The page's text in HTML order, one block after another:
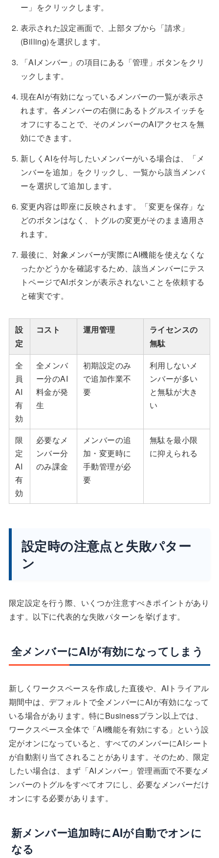
ー」をクリックします。
表示された設定画面で、上部タブから「請求」
(Billing)を選択します。
「AIメンバー」の項目にある「管理」ボタンをクリ
ックします。
現在AIが有効になっているメンバーの一覧が表示さ
れます。各メンバーの右側にあるトグルスイッチを
オフにすることで、そのメンバーのAIアクセスを無
効にできます。
新しくAIを付与したいメンバーがいる場合は、「メ
ンバーを追加」をクリックし、一覧から該当メンバ
ーを選択して追加します。
変更内容は即座に反映されます。「変更を保存」な
どのボタンはなく、トグルの変更がそのまま適用さ
れます。
最後に、対象メンバーが実際にAI機能を使えなくな
ったかどうかを確認するため、該当メンバーにテス
トページでAIボタンが表示されないことを依頼する
と確実です。
設
定
コスト 運用管理
ライセンスの
無駄
全
員
AI
有
効
全メンバ
ー分のAI
料金が発
生
初期設定のみ
で追加作業不
要
利用しないメ
ンバーが多い
と無駄が大き
い
限
定
AI
有
効
必要なメ
ンバー分
のみ課金
メンバーの追
加・変更時に
手動管理が必
要
無駄を最小限
に抑えられる
設定時の注意点と失敗パター
ン
限定設定を行う際、いくつか注意すべきポイントがあり
ます。以下に代表的な失敗パターンを挙げます。
全メンバーにAIが有効になってしまう
新しくワークスペースを作成した直後や、AIトライアル
期間中は、デフォルトで全メンバーにAIが有効になって
いる場合があります。特にBusinessプラン以上では、
ワークスペース全体で「AI機能を有効にする」という設
定がオンになっていると、すべてのメンバーにAIシート
が自動割り当てされることがあります。そのため、限定
したい場合は、まず「AIメンバー」管理画面で不要なメ
ンバーのトグルをすべてオフにし、必要なメンバーだけ
オンにする必要があります。
新メンバー追加時にAIが自動でオンに
なる